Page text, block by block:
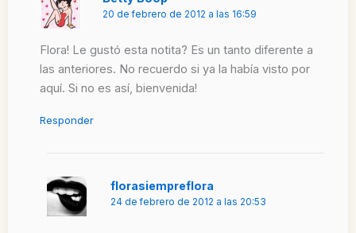
20 de febrero de 2012 a las 16:59
Flora! Le gustó esta notita? Es un tanto diferente a
las anteriores. No recuerdo si ya la había visto por
aquí. Si no es así, bienvenida!
Responder
florasiempreflora
24 de febrero de 2012 a las 20:53